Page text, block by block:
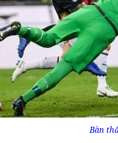
Bàn